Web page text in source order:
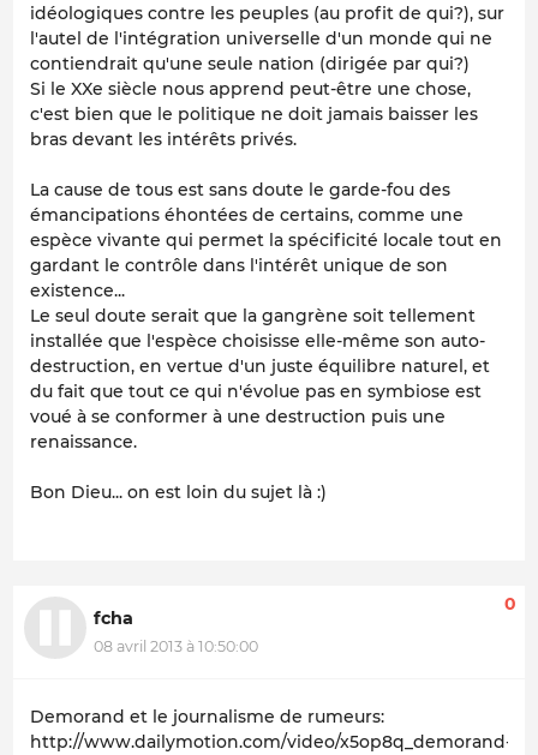
idéologiques contre les peuples (au profit de qui?), sur
l'autel de l'intégration universelle d'un monde qui ne
contiendrait qu'une seule nation (dirigée par qui?)
Si le XXe siècle nous apprend peut-être une chose,
c'est bien que le politique ne doit jamais baisser les
bras devant les intérêts privés.
La cause de tous est sans doute le garde-fou des
émancipations éhontées de certains, comme une
espèce vivante qui permet la spécificité locale tout en
gardant le contrôle dans l'intérêt unique de son
existence...
Le seul doute serait que la gangrène soit tellement
installée que l'espèce choisisse elle-même son auto-
destruction, en vertue d'un juste équilibre naturel, et
du fait que tout ce qui n'évolue pas en symbiose est
voué à se conformer à une destruction puis une
renaissance.
Bon Dieu... on est loin du sujet là :)
fcha
08 avril 2013 à 10:50:00
0
Demorand et le journalisme de rumeurs:
http://www.dailymotion.com/video/x5op8q_demorand-